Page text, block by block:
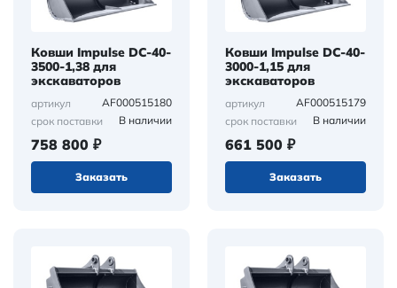
Ковши Impulse DC-40-
3500-1,38 для
экскаваторов
артикул
AF000515180
срок поставки
В наличии
758 800 ₽
Заказать
Ковши Impulse DC-40-
3000-1,15 для
экскаваторов
артикул
AF000515179
срок поставки
В наличии
661 500 ₽
Заказать